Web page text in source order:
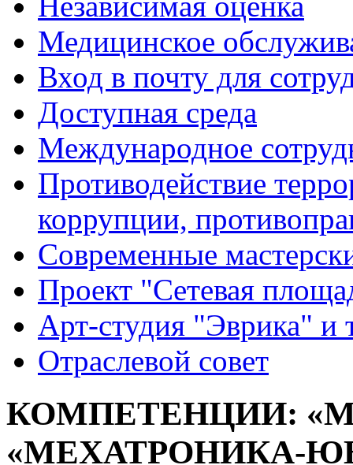
Медицинское
Вход в почту для
Доступная среда
Международное
Противодействие
коррупции,
Современные
Проект "Сетевая
Арт-студия "Эврика" и
Отраслевой совет
КОМПЕТЕНЦИИ:
«МЕХАТРОНИКА-